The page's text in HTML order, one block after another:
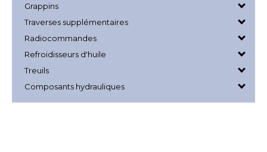
Grappins
Traverses supplémentaires
Radiocommandes
Refroidisseurs d'huile
Treuils
Composants hydrauliques